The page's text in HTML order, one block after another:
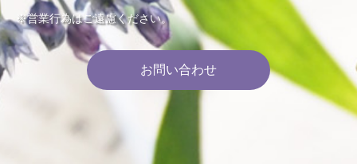
※営業行為はご遠慮ください。
お問い合わせ